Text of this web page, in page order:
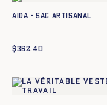
AIDA - SAC ARTISANAL
$362.40